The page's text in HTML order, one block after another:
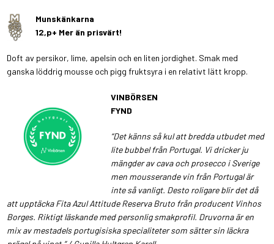
Munskänkarna
12,p+ Mer än prisvärt!
Doft av persikor, lime, apelsin och en liten jordighet. Smak med
ganska löddrig mousse och pigg fruktsyra i en relativt lätt kropp.
VINBÖRSEN
FYND
“Det känns så kul att bredda utbudet med
lite bubbel från Portugal. Vi dricker ju
mängder av cava och prosecco i Sverige
men mousserande vin från Portugal är
inte så vanligt. Desto roligare blir det då
att upptäcka Fita Azul Attitude Reserva Bruto från producent Vinhos
Borges. Riktigt läskande med personlig smakprofil. Druvorna är en
mix av mestadels portugisiska specialiteter som sätter sin läckra